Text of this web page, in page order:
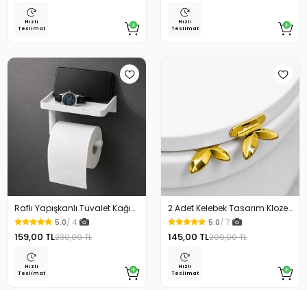
Hızlı
Teslimat
Hızlı
Teslimat
Raflı Yapışkanlı Tuvalet Kağıdı
Askılığı
5.0/ 4
159,00 TL230,00 TL
Hızlı
Teslimat
2 Adet Kelebek Tasarım Klozet
Kaldırma Aparatı Gold Renk
5.0/ 7
145,00 TL200,00 TL
Hızlı
Teslimat